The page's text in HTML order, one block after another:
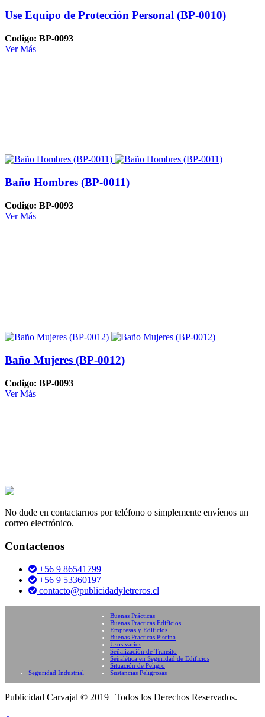
Use Equipo de Protección Personal (BP-0010)
Codigo: BP-0093
Ver Más
Baño Hombres (BP-0011)
Codigo: BP-0093
Ver Más
Baño Mujeres (BP-0012)
Codigo: BP-0093
Ver Más
No dude en contactarnos por teléfono o simplemente envíenos un
correo electrónico.
Contactenos
+56 9 86541799
+56 9 53360197
contacto@publicidadyletreros.cl
Seguridad Industrial
Buenas Prácticas
Buenas Practicas Edificios
Empresas y Edificios
Buenas Practicas Piscina
Usos varios
Señalización de Transito
Señalética en Seguridad de Edificios
Situación de Peligro
Sustancias Peligrosas
Publicidad Carvajal © 2019 | Todos los Derechos Reservados.